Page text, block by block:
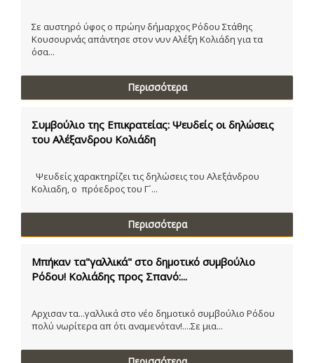
Σε αυστηρό ύφος ο πρώην δήμαρχος Ρόδου Στάθης
Κουσουρνάς απάντησε στον νυν Αλέξη Κολιάδη για τα
όσα...
Περισσότερα
Συμβούλιο της Επικρατείας: Ψευδείς οι δηλώσεις
του Αλέξανδρου Κολιάδη
Ψευδείς χαρακτηρίζει τις δηλώσεις του Αλεξάνδρου
Κολιαδη, ο πρόεδρος του Γ´...
Περισσότερα
Μπήκαν τα"γαλλικά" στο δημοτικό συμβούλιο
Ρόδου! Κολιάδης προς Σπανό:...
Αρχισαν τα...γαλλικά στο νέο δημοτικό συμβούλιο Ρόδου
πολύ νωρίτερα απ ότι αναμενόταν!....Σε μια...